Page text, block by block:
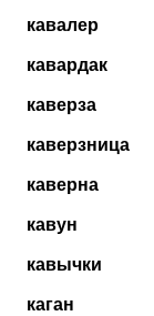
кавалер
кавардак
каверза
каверзница
каверна
кавун
кавычки
каган